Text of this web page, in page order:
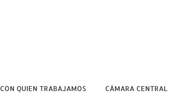
CON QUIEN TRABAJAMOS CÁMARA CENTRAL